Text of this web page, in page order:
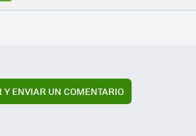
Y ENVIAR UN COMENTARIO